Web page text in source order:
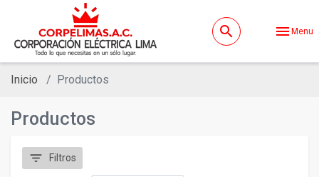
search menu Menu
Inicio Productos
Productos
filter_list Filtros